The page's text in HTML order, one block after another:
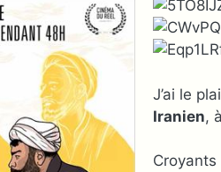
J’ai le
Iranien,